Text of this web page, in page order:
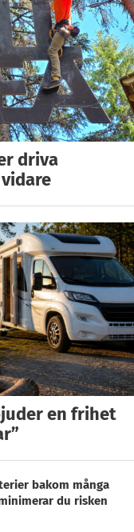
driva
en frihet
bakom många
du risken